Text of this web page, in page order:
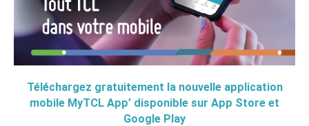
Téléchargez gratuitement la nouvelle application
mobile MyTCL App’ disponible sur App Store et
Google Play